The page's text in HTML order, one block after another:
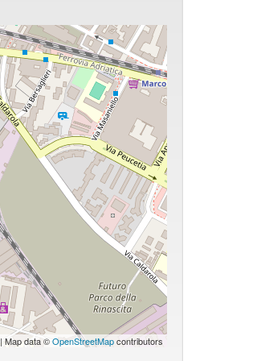
| Map data ©OpenStreetMapcontributors